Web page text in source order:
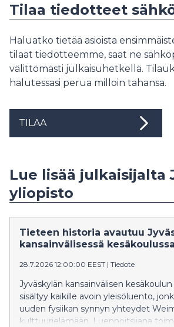
Tilaa tiedotteet
Haluatko tietää asioista
tilaat tiedotteemme, saat ne
välittömästi julkaisuhetkellä.
halutessasi perua milloin tahansa.
TILAA
Lue lisää julkaisijalta
yliopisto
Tieteen historia avautuu
kansainvälisessä kesäkoulussa
28.7.2026 12:00:00 EEST | Tiedote
Jyväskylän kansainvälisen
sisältyy kaikille avoin yleisöluento,
uuden fysiikan synnyn yhteydet
kulttuurielämään. Luennoitsijana